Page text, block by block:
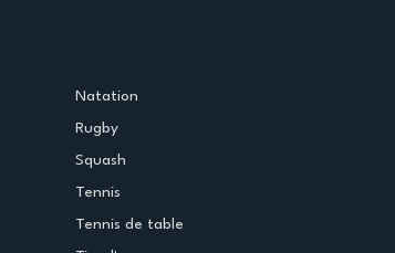
Natation
Rugby
Squash
Tennis
Tennis de table